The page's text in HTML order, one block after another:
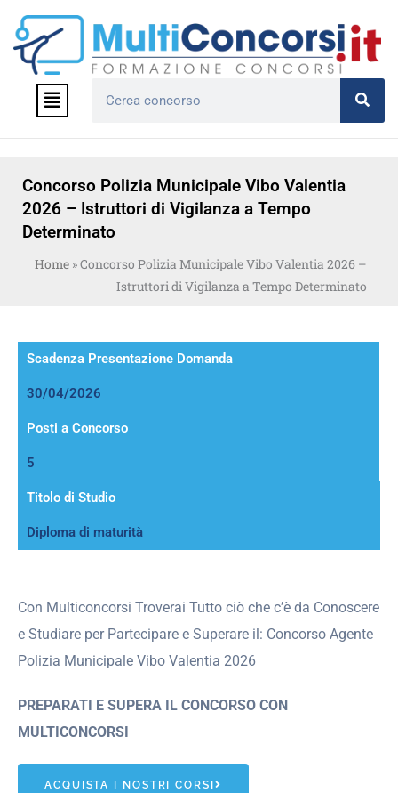
contenuto
Menu
Concorso Polizia Municipale Vibo Valentia
2026 – Istruttori di Vigilanza a Tempo
Determinato
Home »Concorso Polizia Municipale Vibo Valentia 2026 –
Istruttori di Vigilanza a Tempo Determinato
Scadenza Presentazione Domanda
30/04/2026
Posti a Concorso
5
Titolo di Studio
Diploma di maturità
Con Multiconcorsi Troverai Tutto ciò che c’è da Conoscere
e Studiare per Partecipare e Superare il: Concorso Agente
Polizia Municipale Vibo Valentia 2026
PREPARATI E SUPERA IL CONCORSO CON
MULTICONCORSI
ACQUISTA I NOSTRI CORSI